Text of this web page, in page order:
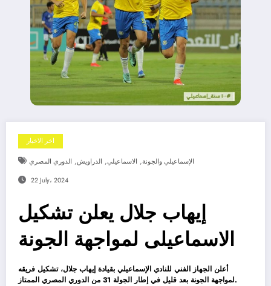
اخر الاخبار
الإسماعيلي والجونة, الاسماعيلي, الدراويش, الدوري المصري
22 July، 2024
إيهاب جلال يعلن تشكيل
الاسماعيلى لمواجهة الجونة
أعلن الجهاز الفني للنادي الإسماعيلي بقيادة إيهاب جلال، تشكيل فريقه
لمواجهة الجونة بعد قليل في إطار الجولة 31 من الدوري المصري الممتاز.